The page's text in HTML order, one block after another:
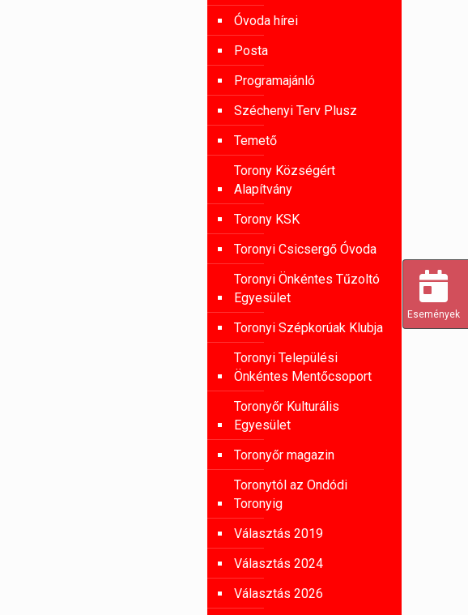
Óvoda hírei
Posta
Programajánló
Széchenyi Terv Plusz
Temető
Torony Községért
Alapítvány
Torony KSK
Toronyi Csicsergő Óvoda
Toronyi Önkéntes Tűzoltó
Egyesület
Toronyi Szépkorúak Klubja
Toronyi Települési
Önkéntes Mentőcsoport
Toronyőr Kulturális
Egyesület
Toronyőr magazin
Toronytól az Ondódi
Toronyig
Választás 2019
Választás 2024
Választás 2026
Események